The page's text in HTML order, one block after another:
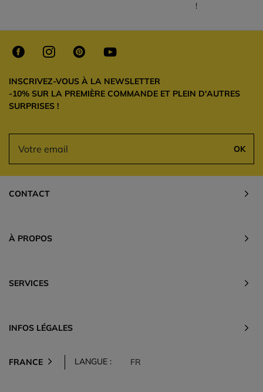
!
INSCRIVEZ-VOUS À LA NEWSLETTER
-10% SUR LA PREMIÈRE COMMANDE ET PLEIN D'AUTRES
SURPRISES !
OK
CONTACT
À PROPOS
SERVICES
INFOS LÉGALES
FRANCE LANGUE : FR